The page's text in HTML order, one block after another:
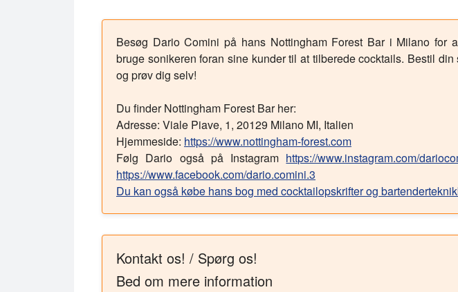
Besøg Dario Comini på hans Nottingham Forest Bar i Milano for
bruge sonikeren foran sine kunder til at tilberede cocktails. Bestil
og prøv dig selv!
Du finder Nottingham Forest Bar her:
Adresse: Viale Piave, 1, 20129 Milano MI, Italien
Hjemmeside: https://www.nottingham-forest.com
Følg Dario også på Instagram https://www.instagram.com/
https://www.facebook.com/dario.comini.3
Du kan også købe hans bog med cocktailopskrifter og
Kontakt os! / Spørg os!
Bed om mere information